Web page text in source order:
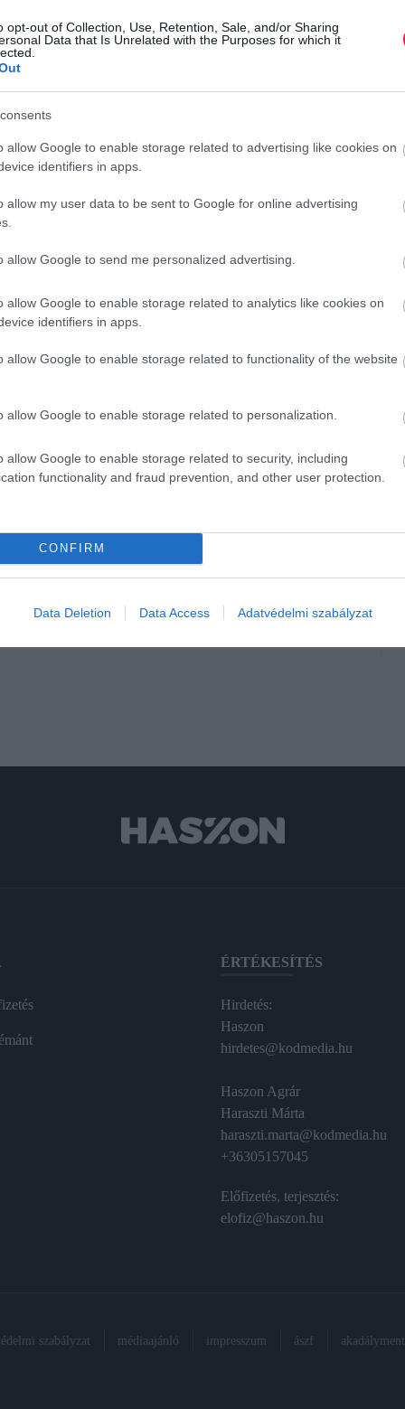
opt-out of Collection, Use, Retention, Sale, and/or Sharing
Data that Is Unrelated with the Purposes for which it
allow Google to enable storage related to advertising like cookies on
identifiers in apps.
allow my user data to be sent to Google for online advertising
allow Google to send me personalized advertising.
allow Google to enable storage related to analytics like cookies on
identifiers in apps.
allow Google to enable storage related to functionality of the website
allow Google to enable storage related to personalization.
allow Google to enable storage related to security, including
functionality and fraud prevention, and other user protection.
CONFIRM
Data Deletion Data Access Adatvédelmi szabályzat
Ez lehet például repülőjegy is, aminek a
hanem cégek is meglephetik ezzel partnereiket. A
18 százalékuk pedig jelenleg is tervezi, hogy
között változik a pontos helyzettől függően.
ÉRTÉKESÍTÉS
Hirdetés:
Haszon
hirdetes@kodmedia.hu
Haszon Agrár
Haraszti Márta
haraszti.marta@kodmedia.hu
+36305157045
Előfizetés, terjesztés:
elofiz@haszon.hu
szabályzat médiaajánló impresszum ászf